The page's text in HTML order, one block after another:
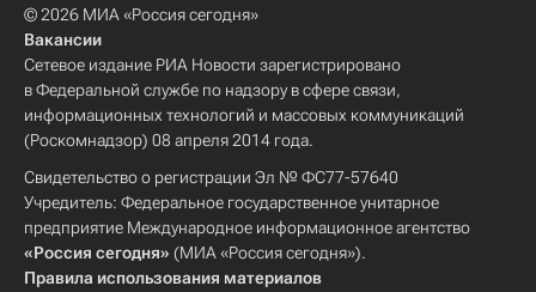
© 2026 МИА «Россия сегодня»
Вакансии
Сетевое издание РИА Новости зарегистрировано
в Федеральной службе по надзору в сфере связи,
информационных технологий и массовых коммуникаций
(Роскомнадзор) 08 апреля 2014 года.
Свидетельство о регистрации Эл № ФС77-57640
Учредитель: Федеральное государственное унитарное
предприятие Международное информационное агентство
«Россия сегодня» (МИА «Россия сегодня»).
Правила использования материалов